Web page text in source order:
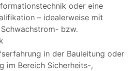
oder eine
– idealerweise mit
bzw.
in der Bauleitung oder
im Bereich Sicherheits-,